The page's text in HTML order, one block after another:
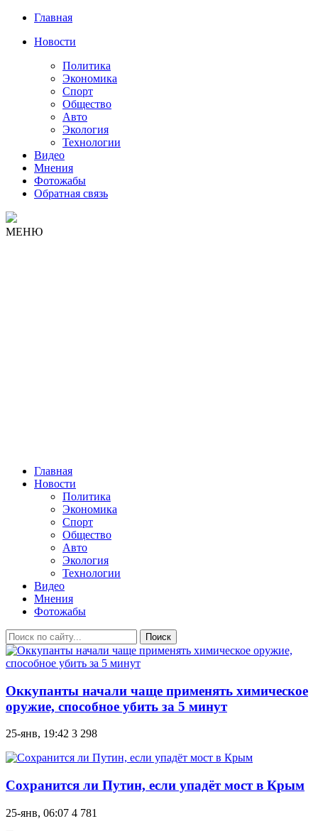
Главная
Новости
Политика
Экономика
Спорт
Общество
Авто
Экология
Технологии
Видео
Мнения
Фотожабы
Обратная связь
МЕНЮ
Главная
Новости
Политика
Экономика
Спорт
Общество
Авто
Экология
Технологии
Видео
Мнения
Фотожабы
Поиск
Оккупанты начали чаще применять химическое
оружие, способное убить за 5 минут
25-янв, 19:42 3 298
Сохранится ли Путин, если упадёт мост в Крым
25-янв, 06:07 4 781